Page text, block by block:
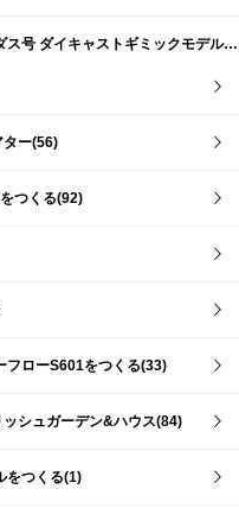
アルカディア号/クイーン・エメラルダス号 ダイキャストギミックモデルをつくる(159)
ター(56)
つくる(92)
フローS601をつくる(33)
シュガーデン&ハウス(84)
をつくる(1)